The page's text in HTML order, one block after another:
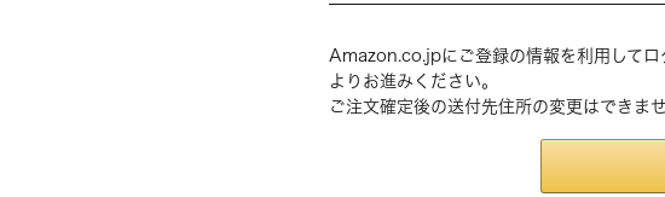
Amazon.co.jpにご登録の情報を利用して
よりお進みください。
ご注文確定後の送付先住所の変更はできま